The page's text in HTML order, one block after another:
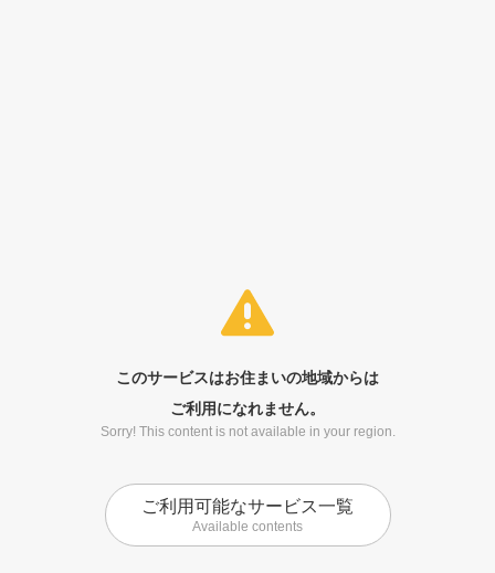
このサービスはお住まいの地域からは
ご利用になれません。
Sorry! This content is not available in your region.
ご利用可能なサービス一覧
Available contents